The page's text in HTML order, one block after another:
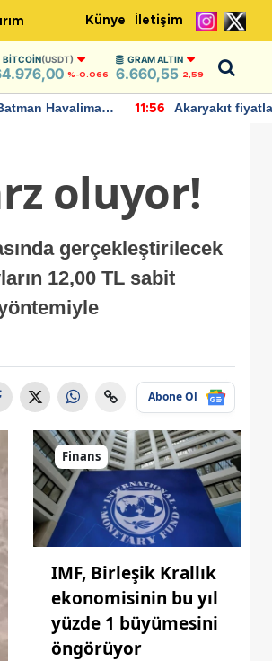
Künye İletişim
BITCOIN(USDT)
%-0.066
GRAM ALTIN
6.660,55 2,59
Havalimanı
11:56
Akaryakıt
oluyor!
gerçekleştirilecek
12,00 TL sabit
Abone Ol
Finans
IMF, Birleşik Krallık
ekonomisinin bu yıl
yüzde 1 büyümesini
öngörüyor